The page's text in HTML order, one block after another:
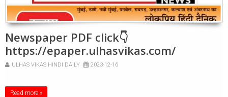
Newspaper PDF click👇
https://epaper.ulhasvikas.com/
ULHAS VIKAS HINDI DAILY 2023-12-16
Read more »